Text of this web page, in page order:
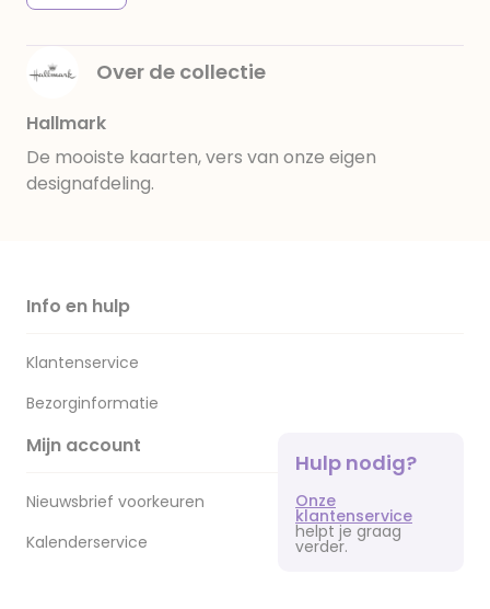
Over de collectie
Hallmark
De mooiste kaarten, vers van onze eigen
designafdeling.
Info en hulp
Klantenservice
Bezorginformatie
Mijn account
Nieuwsbrief voorkeuren
Kalenderservice
Hulp nodig?
Onze
klantenservice
helpt je graag
verder.